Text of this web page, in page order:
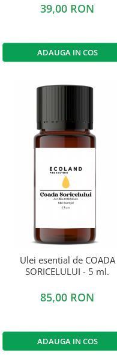
39,00 RON
ADAUGA IN COS
Ulei esential de COADA
SORICELULUI - 5 ml.
85,00 RON
ADAUGA IN COS